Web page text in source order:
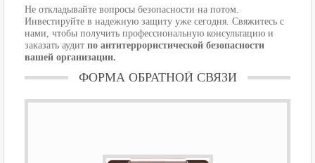
Не откладывайте вопросы безопасности на потом.
Инвестируйте в надежную защиту уже сегодня. Свяжитесь с
нами, чтобы получить профессиональную консультацию и
заказать аудит по антитеррористической безопасности
вашей организации.
ФОРМА ОБРАТНОЙ СВЯЗИ